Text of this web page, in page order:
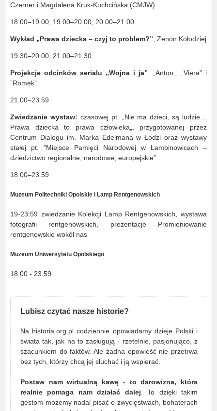
Czerner i Magdalena Kruk-Kuchcińska (CMJW)
18.00–19.00; 19.00–20.00; 20.00–21.00
Wykład „Prawa dziecka – czyj to problem?” , Zenon Kołodziej
19.30–20.00; 21.00–21.30
Projekcje odcinków serialu „Wojna i ja”: „Anton„, „Viera” i
”Romek”
21.00–23.59
Zwiedzanie wystaw: czasowej pt. „Nie ma dzieci, są ludzie…
Prawa dziecka to prawa człowieka„, przygotowanej przez
Centrum Dialogu im. Marka Edelmana w Łodzi oraz wystawy
stałej pt. ”Miejsce Pamięci Narodowej w Łambinowicach –
dziedzictwo regionalne, narodowe, europejskie”
18.00–23.59
Muzeum Politechniki Opolskie i Lamp Rentgenowskich
19-23:59 zwiedzanie Kolekcji Lamp Rentgenowskich, wystawa
fotografii rentgenowskich, prezentacje Promieniowanie
rentgenowskie wokół nas
Muzeum Uniwersytetu Opolskiego
18:00 - 23:59
Lubisz czytać nasze historie?
Na historia.org.pl codziennie opowiadamy dzieje Polski i
świata tak, jak na to zasługują - rzetelnie, pasjonująco, z
szacunkiem do faktów. Ale żadna opowieść nie przetrwa
bez tych, którzy chcą jej słuchać i ją wspierać.
Postaw nam wirtualną kawę - to darowizna, która
realnie pomaga nam działać dalej . To dzięki takim
gestom możemy nadal pisać o zwycięstwach, bohaterach